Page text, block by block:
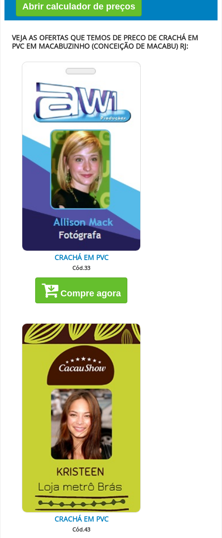
Abrir calculador de preços
VEJA AS OFERTAS QUE TEMOS DE PRECO DE CRACHÁ EM
PVC EM MACABUZINHO (CONCEIÇÃO DE MACABU) RJ:
CRACHÁ EM PVC
Cód.33
Compre agora
CRACHÁ EM PVC
Cód.43